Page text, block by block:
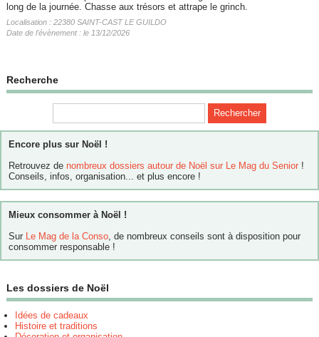
long de la journée. Chasse aux trésors et attrape le grinch.
Localisation : 22380 SAINT-CAST LE GUILDO
Date de l'évènement : le 13/12/2026
Recherche
Encore plus sur Noël !
Retrouvez de nombreux dossiers autour de Noël sur Le Mag du Senior !
Conseils, infos, organisation... et plus encore !
Mieux consommer à Noël !
Sur
Le Mag de la Conso , de nombreux conseils sont à disposition pour
consommer responsable !
Les dossiers de Noël
Idées de cadeaux
Histoire et traditions